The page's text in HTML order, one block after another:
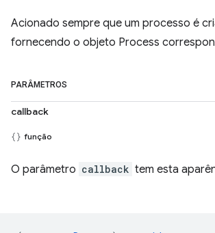
Acionado sempre que um processo é
fornecendo o objeto Process
PARÂMETROS
callback
função
O parâmetro callback tem esta